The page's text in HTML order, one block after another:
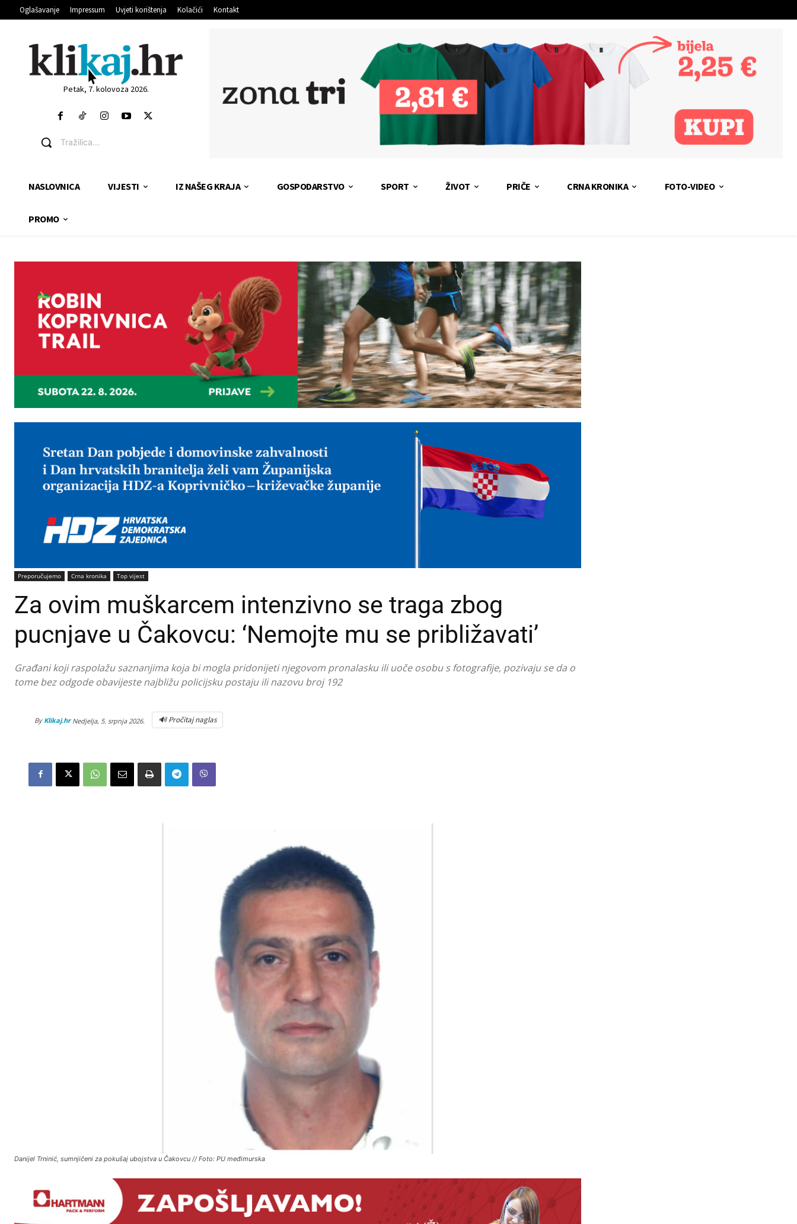
Oglašavanje Impressum Uvjeti korištenja Kolačići Kontakt
Petak, 7. kolovoza 2026.
Tražilica...
NASLOVNICA VIJESTI IZ NAŠEG KRAJA GOSPODARSTVO SPORT ŽIVOT PRIČE CRNA KRONIKA FOTO-VIDEO
PROMO
Preporučujemo Crna kronika Top vijest
Za ovim muškarcem intenzivno se traga zbog
pucnjave u Čakovcu: ‘Nemojte mu se približavati’
Građani koji raspolažu saznanjima koja bi mogla pridonijeti njegovom pronalasku ili uoče osobu s fotografije, pozivaju se da o
tome bez odgode obavijeste najbližu policijsku postaju ili nazovu broj 192
By Klikaj.hr Nedjelja, 5. srpnja 2026. 🔊 Pročitaj naglas
Danijel Trninić, sumnjičeni za pokušaj ubojstva u Čakovcu // Foto: PU međimurska